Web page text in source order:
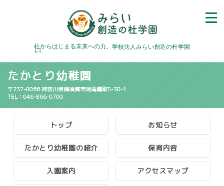
杜
もり
からはじまる未来への力。 学校法人みらい創造の杜学園
たかとり幼稚園
〒237-0066 神奈川県横須賀市湘南鷹取5-30-1
TEL：046-866-0700
トップ お知らせ
たかとり幼稚園の紹介 保育内容
入園案内 アクセスマップ